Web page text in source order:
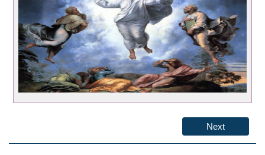
Next